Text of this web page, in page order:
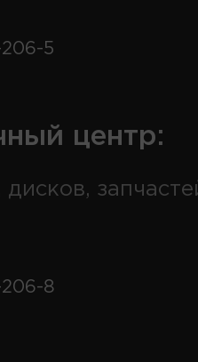
5
центр:
8